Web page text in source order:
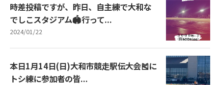
時差投稿ですが、昨日、自主練で大和な
でしこスタジアム🏟行って...
2024/01/22
本日1月14日(日)大和市競走駅伝大会🎽に
トシ練に参加者の皆...